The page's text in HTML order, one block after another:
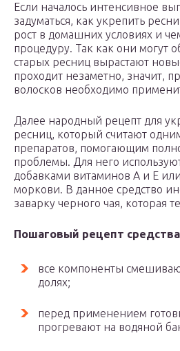
Если началось интенсивное
задуматься, как укрепить
рост в домашних условиях и
процедуру. Так как они могут
старых ресниц вырастают
проходит незаметно, значит,
волосков необходимо
Далее народный рецепт для
ресниц, который считают
препаратов, помогающим
проблемы. Для него
добавками витаминов A и E
моркови. В данное средство
заварку черного чая, которая
Пошаговый рецепт
все компоненты
долях;
перед применением
прогревают на водяной